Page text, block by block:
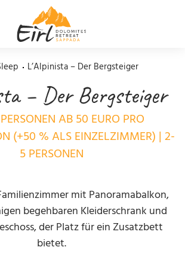
L’Alpinista – Der Bergsteiger
– Der Bergsteiger
AB 50 EURO PRO
(+50 % ALS EINZELZIMMER) | 2-
5 PERSONEN
mit Panoramabalkon,
begehbaren Kleiderschrank und
der Platz für ein Zusatzbett
bietet.